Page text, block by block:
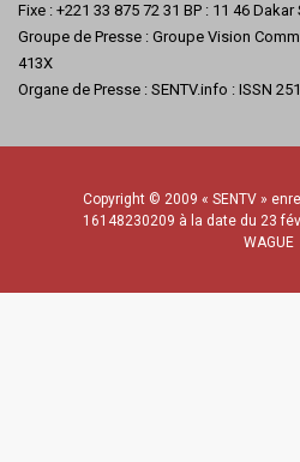
Fixe : +221 33 875 72 31 BP : 11 46 Dakar
Groupe de Presse : Groupe Vision
413X
Organe de Presse : SENTV.info : ISSN
Copyright © 2009 « SENTV »
16148230209 à la date du 23
WAGUE